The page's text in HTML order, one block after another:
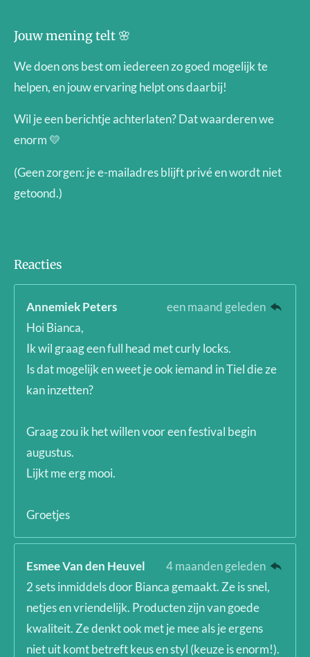
Jouw mening telt 🌸
We doen ons best om iedereen zo goed mogelijk te
helpen, en jouw ervaring helpt ons daarbij!
Wil je een berichtje achterlaten? Dat waarderen we
enorm 💛
(Geen zorgen: je e-mailadres blijft privé en wordt niet
getoond.)
Reacties
Annemiek Peters
een maand geleden
Hoi Bianca,
Ik wil graag een full head met curly locks.
Is dat mogelijk en weet je ook iemand in Tiel die ze
kan inzetten?
Graag zou ik het willen voor een festival begin
augustus.
Lijkt me erg mooi.
Groetjes
Esmee Van den Heuvel
4 maanden geleden
2 sets inmiddels door Bianca gemaakt. Ze is snel,
netjes en vriendelijk. Producten zijn van goede
kwaliteit. Ze denkt ook met je mee als je ergens
niet uit komt betreft keus en styl (keuze is enorm!).